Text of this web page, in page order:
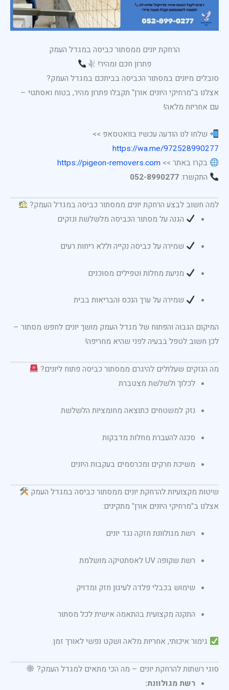
הרחקת יונים ממסתור כביסה במגדל העמק
פתרון חכם ומהיר!
סובלים מיונים במסתור הכביסה בביתכם במגדל העמק?
אצלנו ב"מרחיקי היונים אורן" תקבלו פתרון מהיר, בטוח ואסתטי –
עם אחריות מלאה!
שלחו לנו הודעה עכשיו בוואטסאפ >>
https://wa.me/972528990277
בקרו באתר >> https://pigeon-removers.com
התקשרו: 052-8990277
למה חשוב לבצע הרחקת יונים ממסתור כביסה במגדל העמק?
הגנה על מסתור הכביסה מלשלשת ונזקים
שמירה על כביסה נקייה וללא ריחות רעים
מניעת מחלות וטפילים מסוכנים
שמירה על ערך הנכס והבריאות בבית
המיקום הגבוה והפתוח של מגדל העמק מושך יונים לחפש מסתור –
לכן חשוב לטפל בבעיה לפני שהיא מחריפה!
מה הנזקים שעלולים להיגרם ממסתור כביסה פתוח ליונים?
לכלוך ולשלשת מצטברת
נזק למשטחים כתוצאה מחומציות הלשלשת
סכנה להעברת מחלות מדבקות
משיכת חרקים ומכרסמים בעקבות היונים
שיטות מקצועיות להרחקת יונים ממסתור כביסה במגדל העמק
אצלנו ב"מרחיקי היונים אורן" מתקינים:
רשת מגולוונת חזקה נגד יונים
רשת שקופה UV לאסתטיקה מושלמת
שימוש בכבלי פלדה לעיגון חזק ומדויק
התקנה מקצועית בהתאמה אישית לכל מסתור
גימור איכותי, אחריות מלאה ושקט נפשי לאורך זמן.
סוגי רשתות להרחקת יונים – מה הכי מתאים למגדל העמק?
רשת מגולוונת: